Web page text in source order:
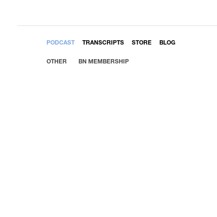
PODCAST TRANSCRIPTS STORE BLOG
OTHER BN MEMBERSHIP